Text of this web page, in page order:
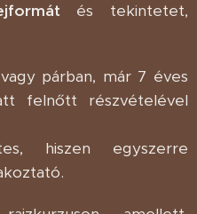
és tekintetet,
párban, már 7 éves
felnőtt részvételével
hiszen egyszerre